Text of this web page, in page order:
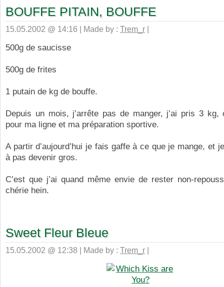
BOUFFE PITAIN, BOUFFE
15.05.2002 @ 14:16 | Made by : Trem_r |
500g de saucisse
500g de frites
1 putain de kg de bouffe.
Depuis un mois, j’arrête pas de manger, j’ai pris 3 kg,
pour ma ligne et ma préparation sportive.
A partir d’aujourd’hui je fais gaffe à ce que je mange, et
à pas devenir gros.
C’est que j’ai quand même envie de rester non-
chérie hein.
Sweet Fleur Bleue
15.05.2002 @ 12:38 | Made by : Trem_r |